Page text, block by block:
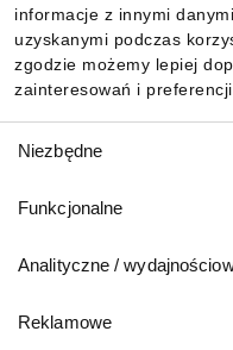
informacje z innymi
uzyskanymi podczas
zgodzie możemy lepiej
zainteresowań i preferencji.
zgody
Niezbędne
Funkcjonalne
Analityczne /
Reklamowe
Pobierz